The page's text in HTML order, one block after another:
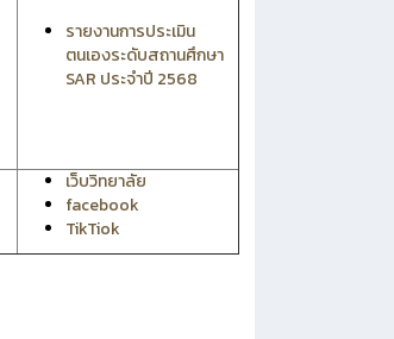
รายงานการประเมิน
ตนเองระดับสถานศึกษา
SAR ประจำปี 2568
เว็บวิทยาลัย
facebook
TikTiok